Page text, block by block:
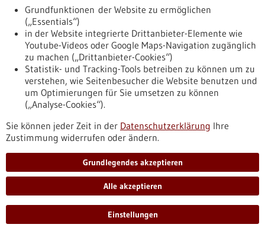
Unterstützungsangebote von Bundesregierung und
Bundestag sind hier für Sie zusammengefasst
Nach oben
Informiert bleiben
Newsletter abonnieren
Grundfunktionen der Website zu ermöglichen
(„Essentials“)
in der Website integrierte Drittanbieter-Elemente wie
Youtube-Videos oder Google Maps-Navigation zugänglich
zu machen („Drittanbieter-Cookies“)
Statistik- und Tracking-Tools betreiben zu können um zu
verstehen, wie Seitenbesucher die Website benutzen und
um Optimierungen für Sie umsetzen zu können
(„Analyse-Cookies“).
Sie können jeder Zeit in der Datenschutzerklärung Ihre
Zustimmung widerrufen oder ändern.
Grundlegendes akzeptieren
Alle akzeptieren
Einstellungen